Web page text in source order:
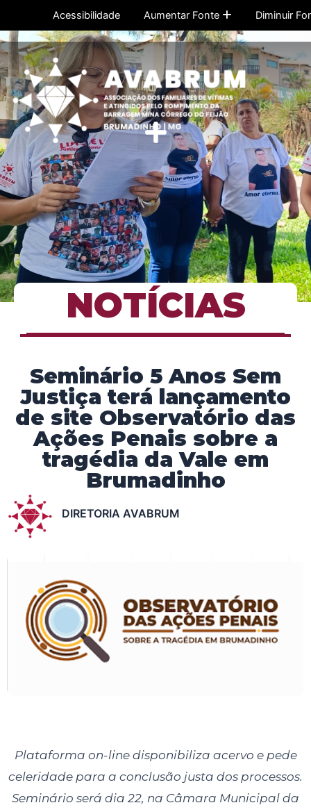
o
conteúdo
Acessibilidade Aumentar Fonte Diminuir
Menu
NOTÍCIAS
Seminário 5 Anos Sem
Justiça terá lançamento
de site Observatório das
Ações Penais sobre a
tragédia da Vale em
Brumadinho
DIRETORIA AVABRUM
Plataforma on-line disponibiliza acervo e pede
celeridade para a conclusão justa dos processos.
Seminário será dia 22, na Câmara Municipal da